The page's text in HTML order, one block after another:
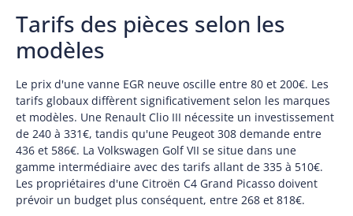
Tarifs des pièces selon les
modèles
Le prix d'une vanne EGR neuve oscille entre 80 et 200€. Les
tarifs globaux diffèrent significativement selon les marques
et modèles. Une Renault Clio III nécessite un investissement
de 240 à 331€, tandis qu'une Peugeot 308 demande entre
436 et 586€. La Volkswagen Golf VII se situe dans une
gamme intermédiaire avec des tarifs allant de 335 à 510€.
Les propriétaires d'une Citroën C4 Grand Picasso doivent
prévoir un budget plus conséquent, entre 268 et 818€.